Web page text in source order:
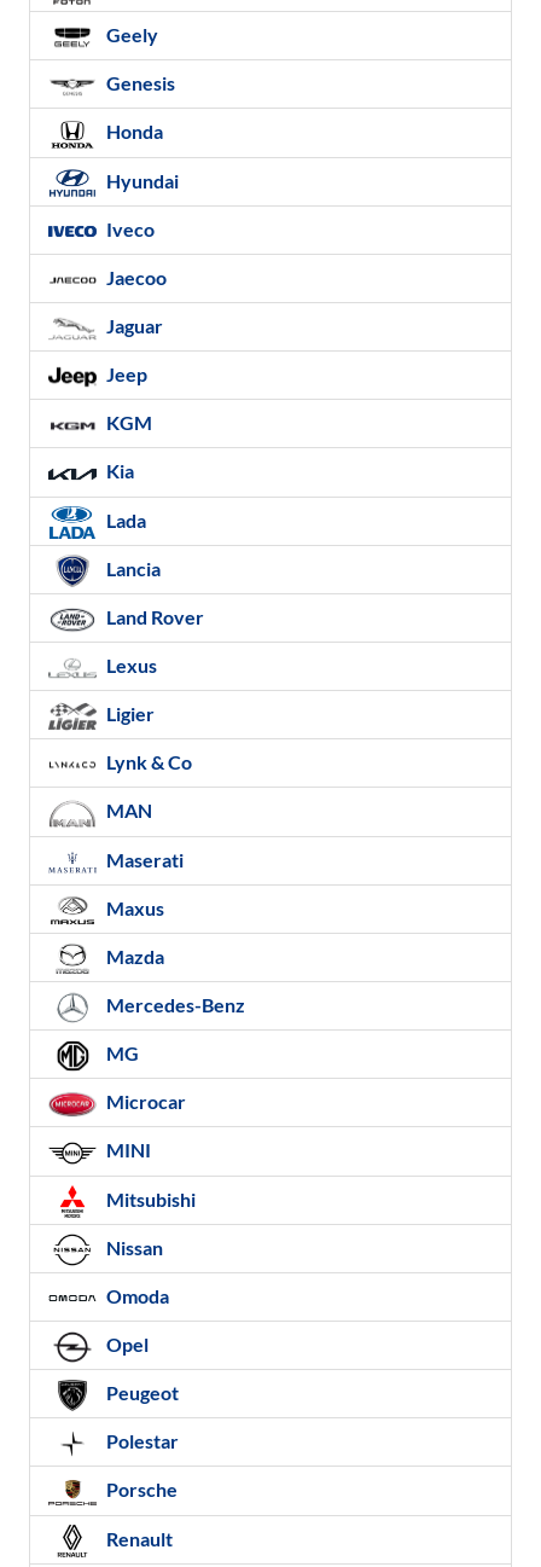
Geely
Genesis
Honda
Hyundai
Iveco
Jaecoo
Jaguar
Jeep
KGM
Kia
Lada
Lancia
Land Rover
Lexus
Ligier
Lynk & Co
MAN
Maserati
Maxus
Mazda
Mercedes-Benz
MG
Microcar
MINI
Mitsubishi
Nissan
Omoda
Opel
Peugeot
Polestar
Porsche
Renault